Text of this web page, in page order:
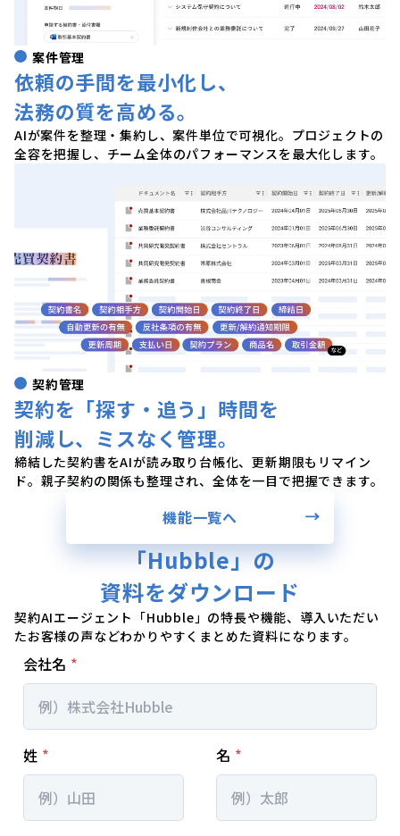
案件管理
依頼の手間を最小化し、
法務の質を高める。
AIが案件を整理・集約し、案件単位で可視化。プロジェクトの
全容を把握し、チーム全体のパフォーマンスを最大化します。
契約管理
契約を「探す・追う」時間を
削減し、ミスなく管理。
締結した契約書をAIが読み取り台帳化、更新期限もリマイン
ド。親子契約の関係も整理され、全体を一目で把握できます。
機能一覧へ
「Hubble」の
資料をダウンロード
契約AIエージェント「Hubble」の特長や機能、導入いただい
たお客様の声などわかりやすくまとめた資料になります。